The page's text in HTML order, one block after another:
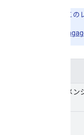
この
ディメン